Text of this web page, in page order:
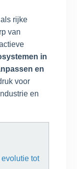
rijke
van
in
en
voor
en
tot